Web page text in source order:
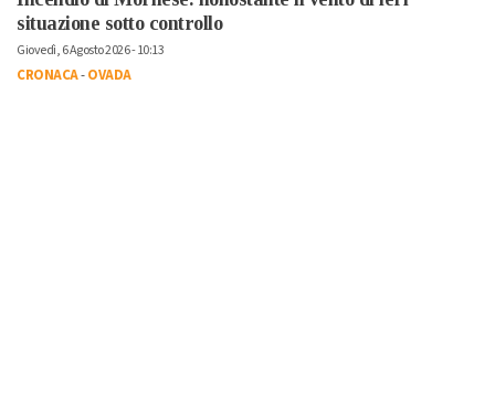
situazione sotto controllo
Giovedì, 6 Agosto 2026 - 10:13
CRONACA-OVADA